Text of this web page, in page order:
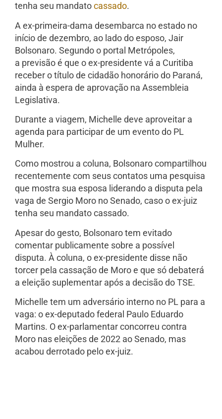
tenha seu mandatocassado.
A ex-primeira-dama desembarca no estado no
início de dezembro, ao lado do esposo, Jair
Bolsonaro. Segundo o portal Metrópoles,
a previsão é que o ex-presidente vá a Curitiba
receber o título de cidadão honorário do Paraná,
ainda à espera de aprovação na Assembleia
Legislativa.
Durante a viagem, Michelle deve aproveitar a
agenda para participar de um evento do PL
Mulher.
Como mostrou a coluna, Bolsonaro compartilhou
recentemente com seus contatos uma pesquisa
que mostra sua esposa liderando a disputa pela
vaga de Sergio Moro no Senado, caso o ex-juiz
tenha seu mandato cassado.
Apesar do gesto, Bolsonaro tem evitado
comentar publicamente sobre a possível
disputa. À coluna, o ex-presidente disse não
torcer pela cassação de Moro e que só debaterá
a eleição suplementar após a decisão do TSE.
Michelle tem um adversário interno no PL para a
vaga: o ex-deputado federal Paulo Eduardo
Martins. O ex-parlamentar concorreu contra
Moro nas eleições de 2022 ao Senado, mas
acabou derrotado pelo ex-juiz.